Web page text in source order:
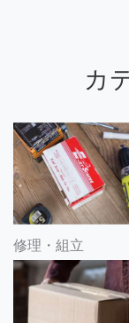
カ
修理・組立